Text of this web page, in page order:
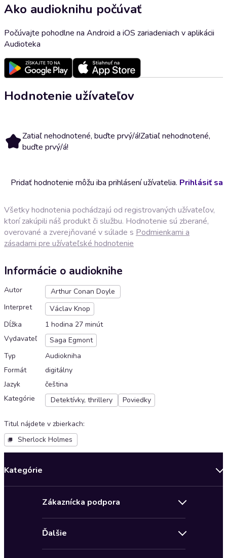
Ako audioknihu počúvať
Počúvajte pohodlne na Android a iOS zariadeniach v aplikácii
Audioteka
Hodnotenie užívateľov
Zatiaľ nehodnotené, buďte prvý/á!Zatiaľ nehodnotené,
buďte prvý/á!
Pridať hodnotenie môžu iba prihlásení užívatelia. Prihlásiť sa
Všetky hodnotenia pochádzajú od registrovaných užívateľov,
ktorí zakúpili náš produkt či službu. Hodnotenie sú zberané,
overované a zverejňované v súlade s Podmienkami a
zásadami pre užívateľské hodnotenie
Informácie o audioknihe
Autor
Arthur Conan Doyle
Interpret
Václav Knop
Dĺžka
1 hodina 27 minút
Vydavateľ
Saga Egmont
Typ
Audiokniha
Formát
digitálny
Jazyk
čeština
Kategórie
Detektívky, thrillery Poviedky
Titul nájdete v zbierkach:
Sherlock Holmes
Kategórie
Zákaznícka podpora
Ďalšie